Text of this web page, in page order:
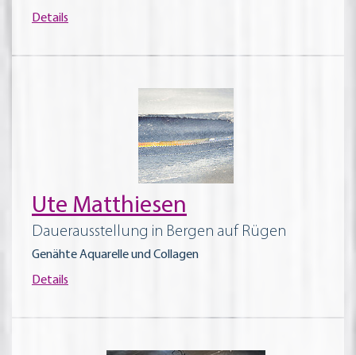
Details
Ute Matthiesen
Dauerausstellung in Bergen auf Rügen
Genähte Aquarelle und Collagen
Details